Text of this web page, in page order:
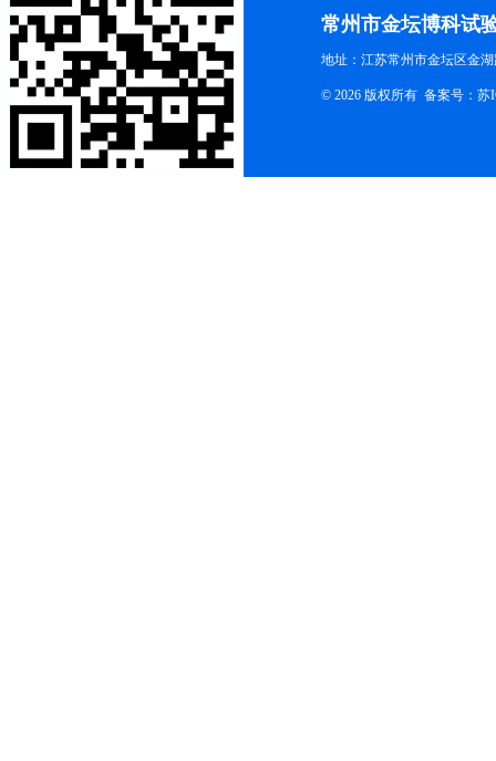
联系我们
常州市金坛博科试
地址：江苏常州市金坛区金湖
© 2026 版权所有 备案号： 苏